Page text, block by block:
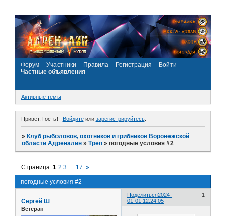
Форум Участники Правила Регистрация
Войти
Частные объявления
Активные темы
Привет, Гость! Войдитеили зарегистрируйтесь.
»Клуб рыболовов, охотников и грибников Воронежской
области Адреналин »Треп »погодные условия #2
погодные условия #2
Страница:1 2 3 … 17 »
Поделиться 1
2024-
01-01 12:24:05
Сергей Ш
Ветеран